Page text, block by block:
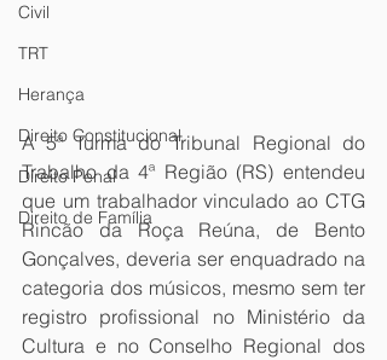
Civil
TRT
Herança
Direito Constitucional
Direito Penal
Direito de Família
A 5ª Turma do Tribunal Regional do
Trabalho da 4ª Região (RS) entendeu
que um trabalhador vinculado ao CTG
Rincão da Roça Reúna, de Bento
Gonçalves, deveria ser enquadrado na
categoria dos músicos, mesmo sem ter
registro profissional no Ministério da
Cultura e no Conselho Regional dos